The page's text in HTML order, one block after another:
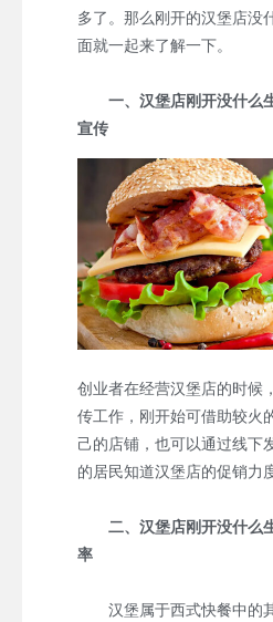
多了。那么刚开的汉堡店没
面就一起来了解一下。
一、汉堡店刚开没什么
宣传
创业者在经营汉堡店的时候
传工作，刚开始可借助较火
己的店铺，也可以通过线下
的居民知道汉堡店的促销力
二、汉堡店刚开没什么
率
汉堡属于西式快餐中的